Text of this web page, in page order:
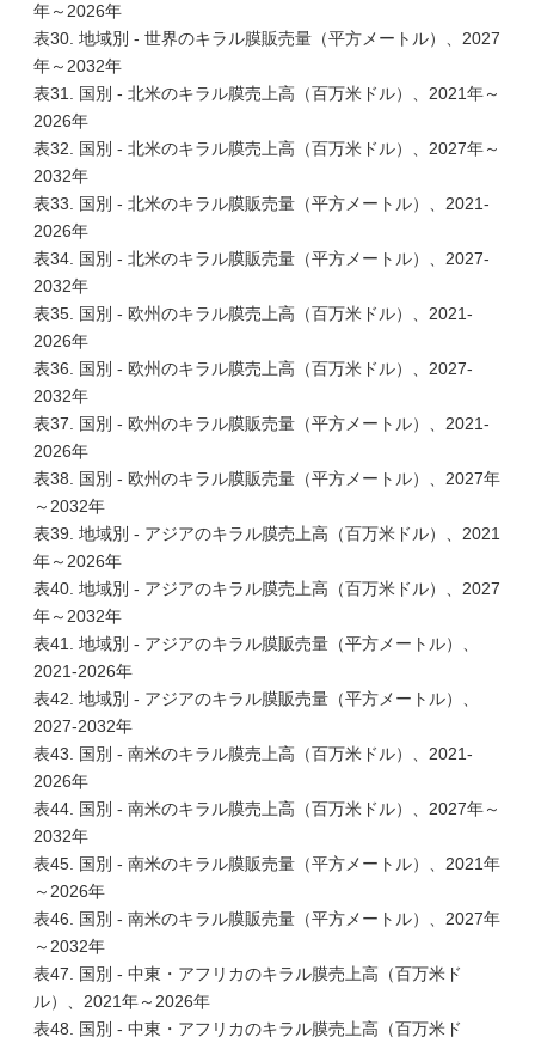
年～2026年
表30. 地域別 - 世界のキラル膜販売量（平方メートル）、2027
年～2032年
表31. 国別 - 北米のキラル膜売上高（百万米ドル）、2021年～
2026年
表32. 国別 - 北米のキラル膜売上高（百万米ドル）、2027年～
2032年
表33. 国別 - 北米のキラル膜販売量（平方メートル）、2021-
2026年
表34. 国別 - 北米のキラル膜販売量（平方メートル）、2027-
2032年
表35. 国別 - 欧州のキラル膜売上高（百万米ドル）、2021-
2026年
表36. 国別 - 欧州のキラル膜売上高（百万米ドル）、2027-
2032年
表37. 国別 - 欧州のキラル膜販売量（平方メートル）、2021-
2026年
表38. 国別 - 欧州のキラル膜販売量（平方メートル）、2027年
～2032年
表39. 地域別 - アジアのキラル膜売上高（百万米ドル）、2021
年～2026年
表40. 地域別 - アジアのキラル膜売上高（百万米ドル）、2027
年～2032年
表41. 地域別 - アジアのキラル膜販売量（平方メートル）、
2021-2026年
表42. 地域別 - アジアのキラル膜販売量（平方メートル）、
2027-2032年
表43. 国別 - 南米のキラル膜売上高（百万米ドル）、2021-
2026年
表44. 国別 - 南米のキラル膜売上高（百万米ドル）、2027年～
2032年
表45. 国別 - 南米のキラル膜販売量（平方メートル）、2021年
～2026年
表46. 国別 - 南米のキラル膜販売量（平方メートル）、2027年
～2032年
表47. 国別 - 中東・アフリカのキラル膜売上高（百万米ド
ル）、2021年～2026年
表48. 国別 - 中東・アフリカのキラル膜売上高（百万米ド